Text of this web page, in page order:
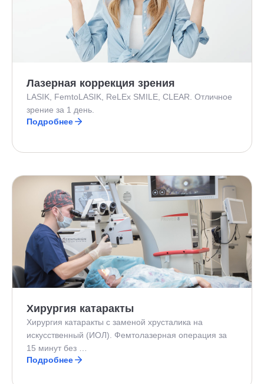
Лазерная коррекция зрения
LASIK, FemtoLASIK, ReLEx SMILE, CLEAR. Отличное
зрение за 1 день.
Подробнее
Хирургия катаракты
Хирургия катаракты с заменой хрусталика на
искусственный (ИОЛ). Фемтолазерная операция за
15 минут без …
Подробнее